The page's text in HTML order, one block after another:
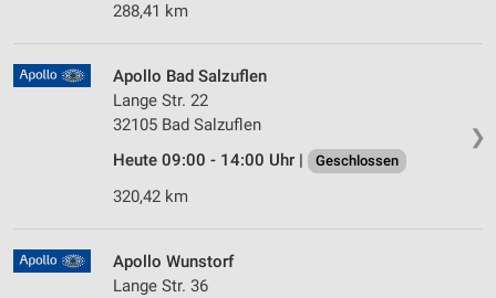
288,41 km
❯
Apollo Bad Salzuflen
Lange Str. 22
32105 Bad Salzuflen
Heute 09:00 - 14:00 Uhr |
Geschlossen
320,42 km
Apollo Wunstorf
Lange Str. 36